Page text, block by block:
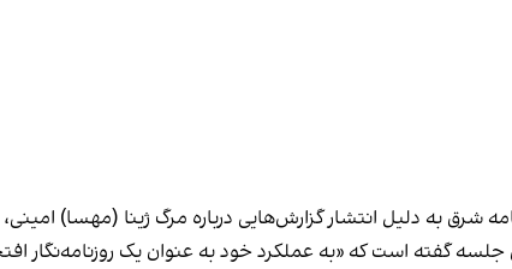
شرق به دلیل انتشار گزارش‌هایی درباره مرگ ژینا (مهسا)
گفته است که «به عملکرد خود به عنوان یک روزنامه‌نگار